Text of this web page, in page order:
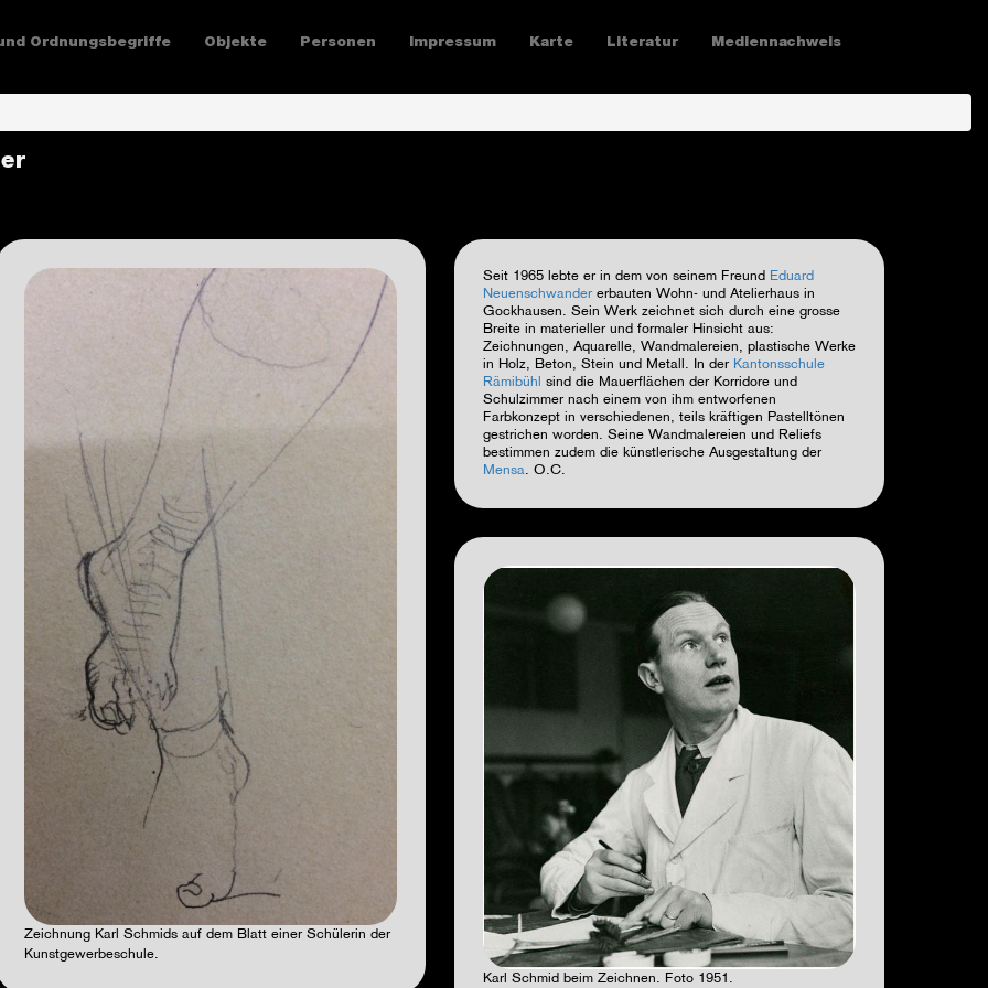
Ordnungsbegriffe Objekte Personen Impressum Karte Literatur Mediennachweis
Zeichnung Karl Schmids auf dem Blatt einer Schülerin der
Kunstgewerbeschule.
Seit 1965 lebte er in dem von seinem Freund Eduard
Neuenschwander erbauten Wohn- und Atelierhaus in
Gockhausen. Sein Werk zeichnet sich durch eine grosse
Breite in materieller und formaler Hinsicht aus:
Zeichnungen, Aquarelle, Wandmalereien, plastische Werke
in Holz, Beton, Stein und Metall. In der Kantonsschule
Rämibühl
sind die Mauerflächen der Korridore und
Schulzimmer nach einem von ihm entworfenen
Farbkonzept in verschiedenen, teils kräftigen Pastelltönen
gestrichen worden. Seine Wandmalereien und Reliefs
bestimmen zudem die künstlerische Ausgestaltung der
Mensa. O.C.
Karl Schmid beim Zeichnen. Foto 1951.